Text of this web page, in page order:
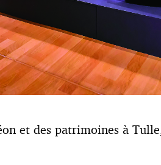
et des patrimoines à